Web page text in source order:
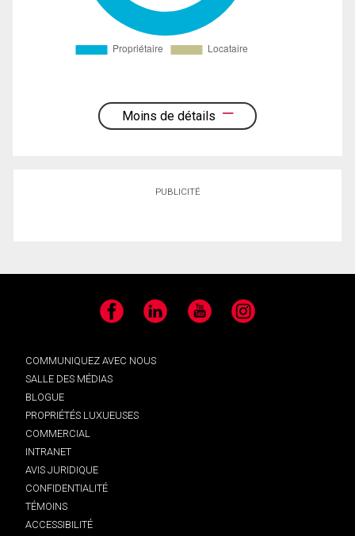
Moins de détails
PUBLICITÉ
Facebook LinkedIn YouTube Instagram
COMMUNIQUEZ AVEC NOUS
SALLE DES MÉDIAS
BLOGUE
PROPRIÉTÉS LUXUEUSES
COMMERCIAL
INTRANET
AVIS JURIDIQUE
CONFIDENTIALITÉ
TÉMOINS
ACCESSIBILITÉ